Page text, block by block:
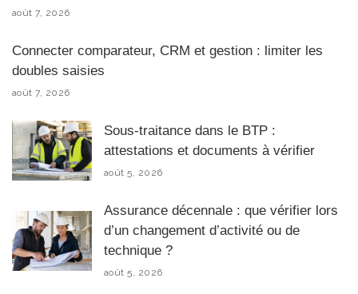
août 7, 2026
Connecter comparateur, CRM et gestion : limiter les
doubles saisies
août 7, 2026
Sous-traitance dans le BTP :
attestations et documents à vérifier
août 5, 2026
Assurance décennale : que vérifier lors
d’un changement d’activité ou de
technique ?
août 5, 2026